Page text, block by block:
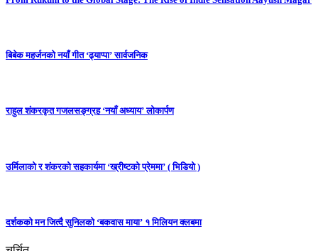
बिबेक महर्जनको नयाँ गीत ‘ढ्याप्पा’ सार्वजनिक
राहुल शंकरकृत गजलसङ्ग्रह ‘नयाँ अध्याय’ लोकार्पण
उर्मिलाको र शंकरको सहकार्यमा ‘ख्रीष्टको प्रेममा’ ( भिडियो )
दर्शकको मन जित्दै सुनिलको ‘बकवास माया’ १ मिलियन क्लबमा